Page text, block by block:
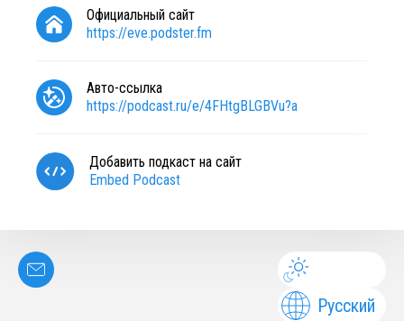
Официальный сайт
https://eve.podster.fm
Авто-ссылка
https://podcast.ru/e/4FHtgBLGBVu?a
Добавить подкаст на сайт
Embed Podcast
Русский